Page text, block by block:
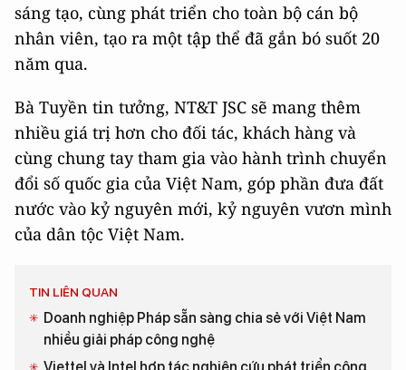
sáng tạo, cùng phát triển cho toàn bộ cán bộ
nhân viên, tạo ra một tập thể đã gắn bó suốt 20
năm qua.
Bà Tuyền tin tưởng, NT&T JSC sẽ mang thêm
nhiều giá trị hơn cho đối tác, khách hàng và
cùng chung tay tham gia vào hành trình chuyển
đổi số quốc gia của Việt Nam, góp phần đưa đất
nước vào kỷ nguyên mới, kỷ nguyên vươn mình
của dân tộc Việt Nam.
TIN LIÊN QUAN
Doanh nghiệp Pháp sẵn sàng chia sẻ với Việt Nam
nhiều giải pháp công nghệ